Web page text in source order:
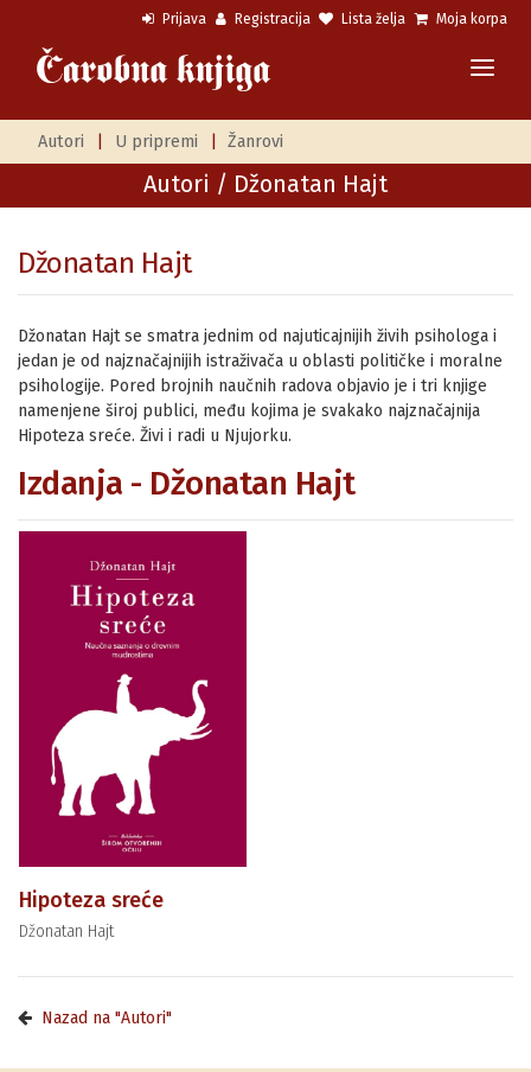
Prijava Registracija Lista želja Moja korpa
Autori U pripremi Žanrovi
Autori / Džonatan Hajt
Džonatan Hajt
Džonatan Hajt se smatra jednim od najuticajnijih živih psihologa i
jedan je od najznačajnijih istraživača u oblasti političke i moralne
psihologije. Pored brojnih naučnih radova objavio je i tri knjige
namenjene široj publici, među kojima je svakako najznačajnija
Hipoteza sreće. Živi i radi u Njujorku.
Izdanja - Džonatan Hajt
Hipoteza sreće
Džonatan Hajt
Nazad na "Autori"